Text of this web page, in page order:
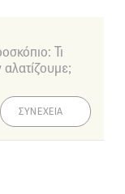
Τι
αλατίζουμε;
ΣΥΝΕΧΕΙΑ